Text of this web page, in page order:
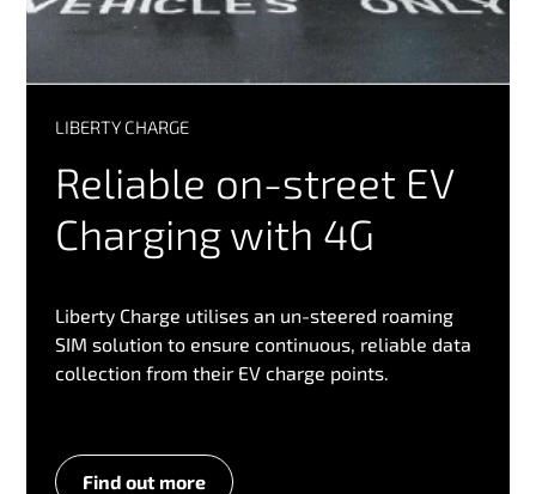
LIBERTY CHARGE
Reliable on-street EV
Charging with 4G
Liberty Charge utilises an un-steered roaming
SIM solution to ensure continuous, reliable data
collection from their EV charge points.
Find out more